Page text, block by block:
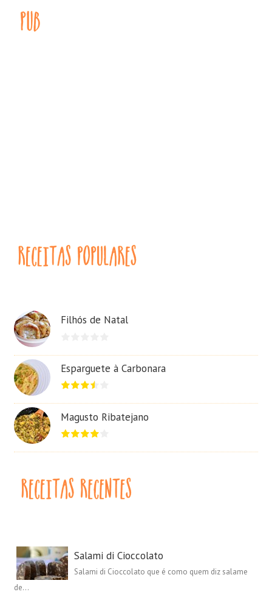
Filhós de Natal
Esparguete à Carbonara
Magusto Ribatejano
Salami di Cioccolato
Salami di Cioccolato que é como quem diz salame
de...